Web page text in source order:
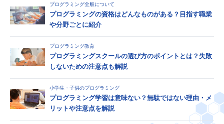
プログラミング全般について
プログラミングの資格はどんなものがある？目指す職業
や分野ごとに紹介
プログラミング教育
プログラミングスクールの選び方のポイントとは？失敗
しないための注意点も解説
小学生・子供のプログラミング
プログラミング学習は意味ない？無駄ではない理由・メ
リットや注意点を解説